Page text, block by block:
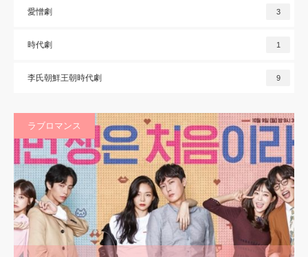
愛憎劇 3
時代劇 1
李氏朝鮮王朝時代劇 9
ラブロマンス